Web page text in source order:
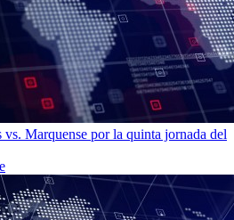
Marquense por la quinta jornada del